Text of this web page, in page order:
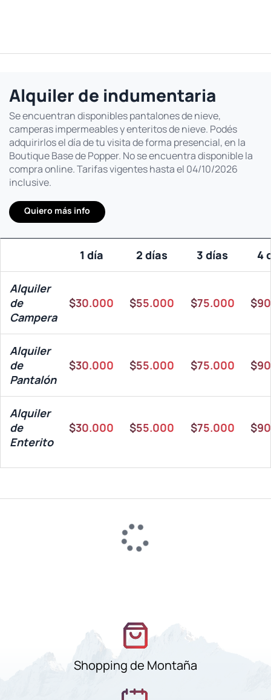
Alquiler de indumentaria
Se encuentran disponibles pantalones de nieve,
camperas impermeables y enteritos de nieve. Podés
adquirirlos el día de tu visita de forma presencial, en la
Boutique Base de Popper. No se encuentra disponible la
compra online. Tarifas vigentes hasta el 04/10/2026
inclusive.
Quiero más info
1 día 2 días 3 días 4
Alquiler
de
Campera
$30.000 $55.000 $75.000
Alquiler
de
Pantalón
$30.000 $55.000 $75.000
Alquiler
de
Enterito
$30.000 $55.000 $75.000
Shopping de Montaña